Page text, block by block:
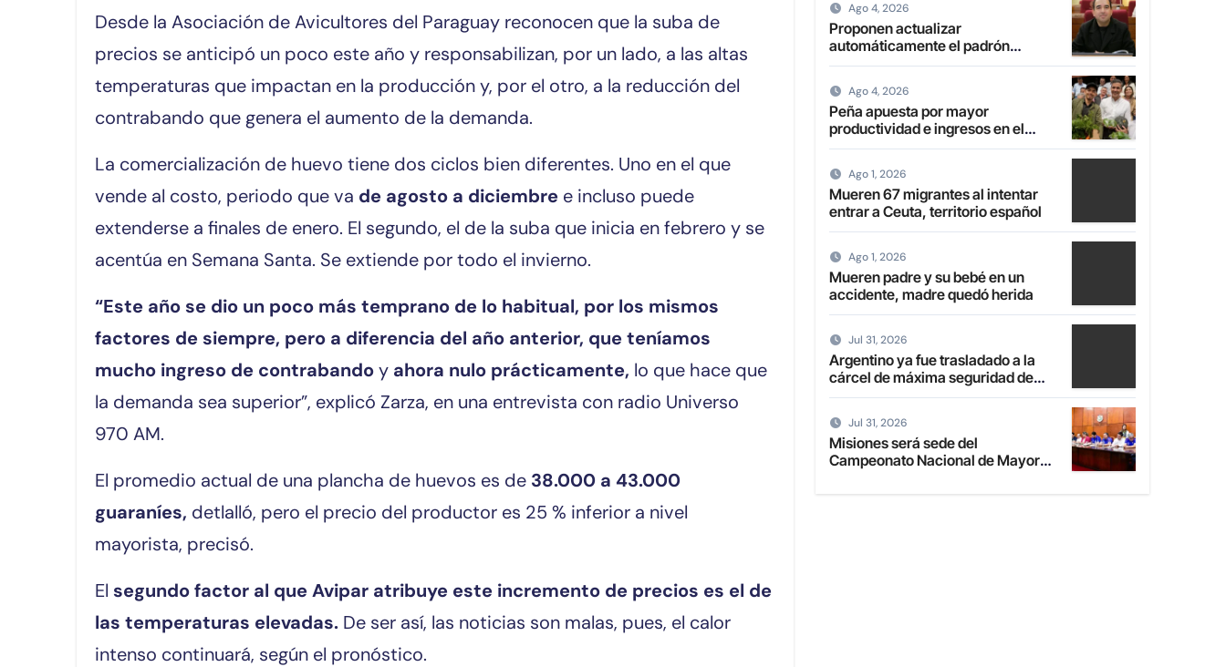
Desde la Asociación de Avicultores del Paraguay reconocen que la suba de
precios se anticipó un poco este año y responsabilizan, por un lado, a las altas
temperaturas que impactan en la producción y, por el otro, a la reducción del
contrabando que genera el aumento de la demanda.
La comercialización de huevo tiene dos ciclos bien diferentes. Uno en el que
vende al costo, periodo que va de agosto a diciembre e incluso puede
extenderse a finales de enero. El segundo, el de la suba que inicia en febrero y se
acentúa en Semana Santa. Se extiende por todo el invierno.
“Este año se dio un poco más temprano de lo habitual, por los mismos
factores de siempre, pero a diferencia del año anterior, que teníamos
mucho ingreso de contrabandoy ahora nulo prácticamente, lo que hace que
la demanda sea superior”, explicó Zarza, en una entrevista con radio Universo
970 AM.
El promedio actual de una plancha de huevos es de 38.000 a 43.000
guaraníes, detlalló, pero el precio del productor es 25 % inferior a nivel
mayorista, precisó.
El segundo factor al que Avipar atribuye este incremento de precios es el de
las temperaturas elevadas. De ser así, las noticias son malas, pues, el calor
intenso continuará, según el pronóstico.
Ago 4, 2026
Proponen actualizar
automáticamente el padrón
electoral de paraguayos radicados
Ago 4, 2026
Peña apuesta por mayor
productividad e ingresos en el
campo con transformación de la
Ago 1, 2026
Mueren 67 migrantes al intentar
entrar a Ceuta, territorio español
Ago 1, 2026
Mueren padre y su bebé en un
accidente, madre quedó herida
Jul 31, 2026
Argentino ya fue trasladado a la
cárcel de máxima seguridad de
Emboscada
Jul 31, 2026
Misiones será sede del
Campeonato Nacional de Mayores